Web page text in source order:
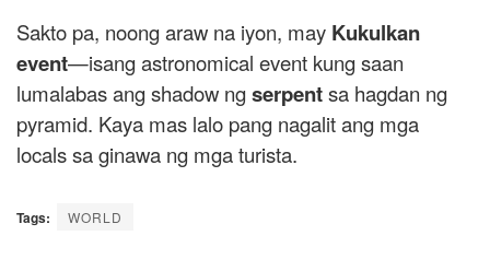
Sakto pa, noong araw na iyon, may Kukulkan
event—isang astronomical event kung saan
lumalabas ang shadow ngserpentsa hagdan ng
pyramid. Kaya mas lalo pang nagalit ang mga
locals sa ginawa ng mga turista.
Tags: WORLD